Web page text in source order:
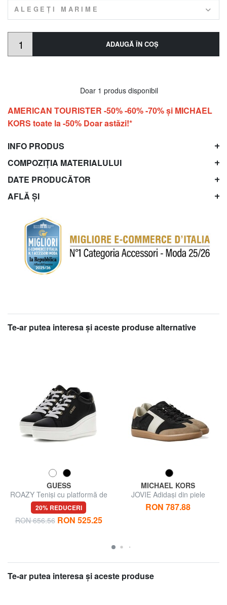
ALEGEȚI MARIME
ADAUGĂ ÎN COŞ
Doar 1 produs disponibil
AMERICAN TOURISTER -50% -60% -70% și MICHAEL
KORS toate la -50% Doar astăzi!*
INFO PRODUS
COMPOZIȚIA MATERIALULUI
DATE PRODUCĂTOR
AFLĂ ȘI
Te-ar putea interesa şi aceste produse alternative
GUESS
ROAZY Teniși cu platformă de
7,5 cm
20% REDUCERI
RON 656.56 RON 525.25
MICHAEL KORS
JOVIE Adidași din piele
RON 787.88
Te-ar putea interesa şi aceste produse